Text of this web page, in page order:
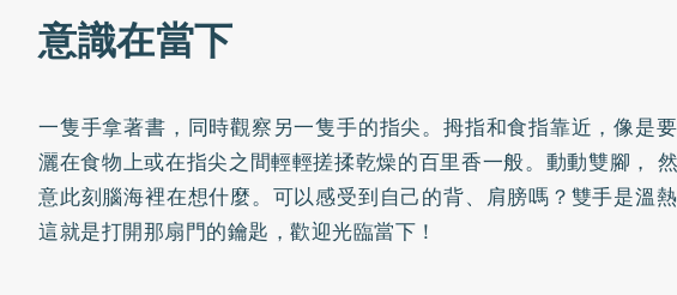
意識在當下
一隻手拿著書，同時觀察另一隻手的指尖。拇指和食指靠近，像是
灑在食物上或在指尖之間輕輕搓揉乾燥的百里香一般。動動雙腳，
意此刻腦海裡在想什麼。可以感受到自己的背、肩膀嗎？雙手是溫
這就是打開那扇門的鑰匙，歡迎光臨當下！